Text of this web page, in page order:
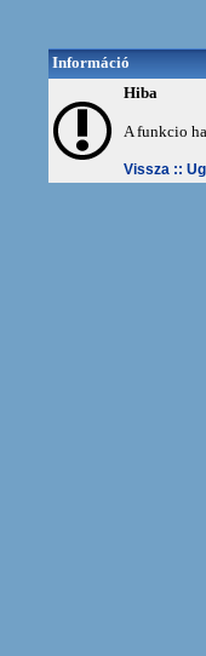
Információ
Hiba
A funkcio
Vissza ::